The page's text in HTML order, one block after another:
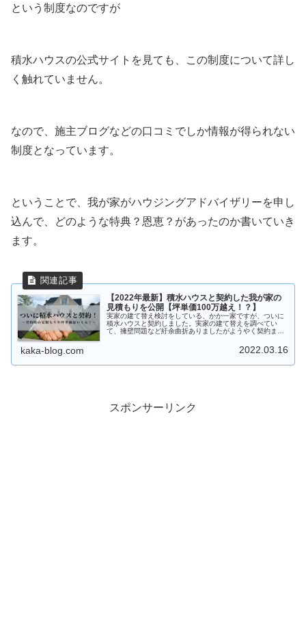
という制度なのですが
積水ハウスの公式サイトを見ても、この制度について詳し
く触れていません。
なので、施主ブログなどの口コミでしか情報が得られない
制度となっています。
ということで、我が家がハウジングアドバイザリーを申し
込んで、どのような特典？恩恵？があったのか書いていき
ます。
【2022年最新】積水ハウスと契約した我が家の
見積もりを公開【坪単価100万越え！？】
実家の建て替え検討をしている、かか一家ですが、ついに
積水ハウスと契約しました。実家の建て替えを調べてい
て、擁壁問題など紆余曲折ありましたがようやく契約まで
kaka-blog.com 2022.03.16
スポンサーリンク